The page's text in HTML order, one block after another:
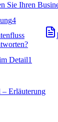
Sie Ihren
4
Detail1
– Erläuterung